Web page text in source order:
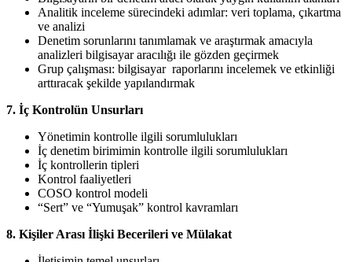
Analitik inceleme sürecindeki adımlar: veri toplama, çıkartma
ve analizi
Denetim sorunlarını tanımlamak ve araştırmak amacıyla
analizleri bilgisayar aracılığı ile gözden geçirmek
Grup çalışması: bilgisayar raporlarını incelemek ve etkinliği
arttıracak şekilde yapılandırmak
7. İç Kontrolün Unsurları
Yönetimin kontrolle ilgili sorumlulukları
İç denetim birimimin kontrolle ilgili sorumlulukları
İç kontrollerin tipleri
Kontrol faaliyetleri
COSO kontrol modeli
“Sert” ve “Yumuşak” kontrol kavramları
8. Kişiler Arası İlişki Becerileri ve Mülakat